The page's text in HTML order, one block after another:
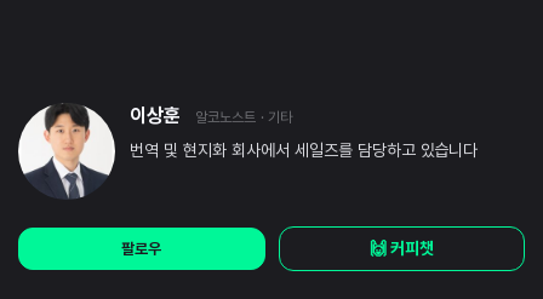
이상훈 알코노스트 · 기타
번역 및 현지화 회사에서 세일즈를 담당하고 있습니다
팔로우 🙌 커피챗